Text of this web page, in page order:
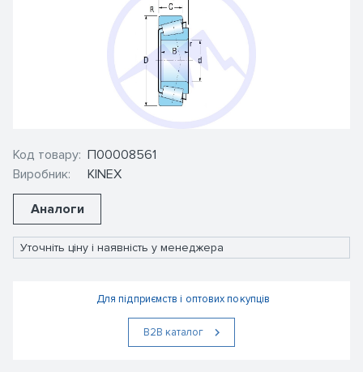
Код товару:
Виробник:
П00008561
KINEX
Аналоги
Уточніть ціну і наявність у менеджера
Для підприємств і оптових покупців
В2В каталог